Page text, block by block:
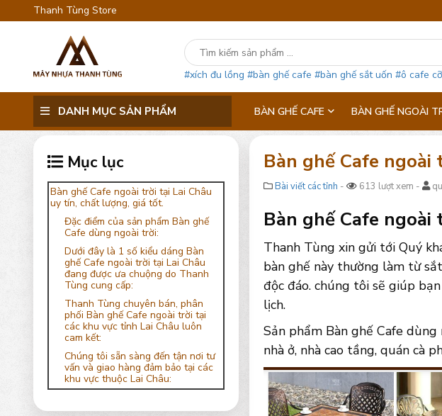
Thanh Tùng Store
#xích đu lồng #bàn ghế cafe #bàn ghế sắt uốn #ô cafe
DANH MỤC SẢN PHẨM BÀN GHẾ CAFE BÀN GHẾ NGOÀI
Mục lục
Bàn ghế Cafe ngoài trời tại Lai Châu
uy tín, chất lượng, giá tốt.
Đặc điểm của sản phẩm Bàn ghế
Cafe dùng ngoài trời:
Dưới đây là 1 số kiểu dáng Bàn
ghế Cafe ngoài trời tại Lai Châu
đang được ưa chuộng do Thanh
Tùng cung cấp:
Thanh Tùng chuyên bán, phân
phối Bàn ghế Cafe ngoài trời tại
các khu vực tỉnh Lai Châu luôn
cam kết:
Chúng tôi sẵn sàng đến tận nơi tư
vấn và giao hàng đảm bảo tại các
khu vực thuộc Lai Châu:
Bàn ghế Cafe
Bài viết các tỉnh - 613 lượt xem -
Bàn ghế Cafe
Thanh Tùng xin gửi tới Quý
bàn ghế này thường làm từ
độc đáo. chúng tôi sẽ giúp
lịch.
Sản phẩm Bàn ghế Cafe
nhà ở, nhà cao tầng, quán cà